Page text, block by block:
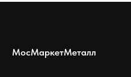
МосМаркетМеталл